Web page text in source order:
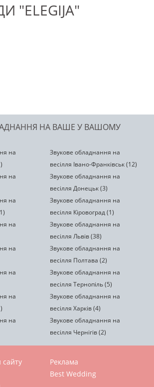
"ELEGIJA"
НА ВАШЕ У ВАШОМУ
на
Звукове обладнання на
весілля Івано-Франківськ (12)
на
Звукове обладнання на
весілля Донецьк (3)
на
Звукове обладнання на
весілля Кіровоград (1)
на
Звукове обладнання на
весілля Львів (38)
на
Звукове обладнання на
весілля Полтава (2)
на
Звукове обладнання на
весілля Тернопіль (5)
на
Звукове обладнання на
весілля Харків (4)
на
Звукове обладнання на
весілля Чернігів (2)
сайту
Реклама
Best Wedding